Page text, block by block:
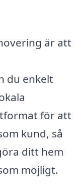
är att
du enkelt
för att
kund, så
ditt hem
möjligt.